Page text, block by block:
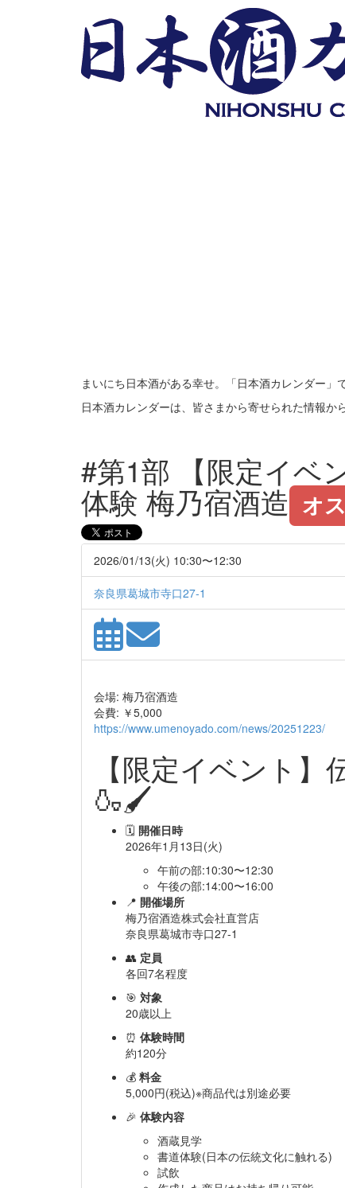
まいにち日本酒がある幸せ。「日本酒カレンダー」で
日本酒カレンダーは、皆さまから寄せられた情報
#第1部 【限定イベ
体験 梅乃宿酒造 オ
2026/01/13(火) 10:30〜12:30
奈良県葛城市寺口27-1
会場: 梅乃宿酒造
会費: ￥5,000
https://www.umenoyado.com/news/20251223/
【限定イベント
🍶🖌️
🗓 開催日時
2026年1月13日(火)
午前の部:10:30〜12:30
午後の部:14:00〜16:00
📍 開催場所
梅乃宿酒造株式会社直営店
奈良県葛城市寺口27-1
👥 定員
各回7名程度
🎯 対象
20歳以上
⏰ 体験時間
約120分
💰 料金
5,000円(税込)※商品代は別途必要
🎉 体験内容
酒蔵見学
書道体験(日本の伝統文化に触れる)
試飲